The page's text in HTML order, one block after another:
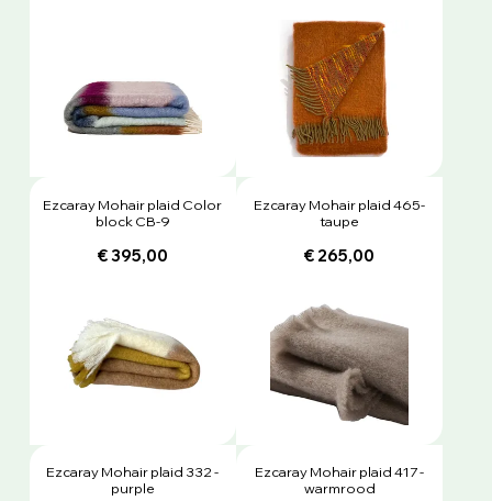
Ezcaray Mohair plaid Color
block CB-9
€ 395,00
Ezcaray Mohair plaid 465-
taupe
€ 265,00
Ezcaray Mohair plaid 332 -
purple
Ezcaray Mohair plaid 417 -
warmrood